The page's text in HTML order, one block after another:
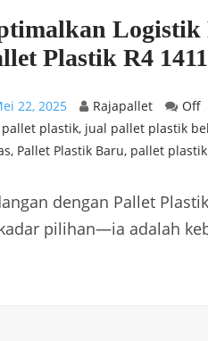
Logistik
Plastik R4 1411
22, 2025 Rajapallet Off
plastik, jual pallet plastik
, Pallet Plastik Baru, pallet
dengan Pallet
pilihan—ia adalah